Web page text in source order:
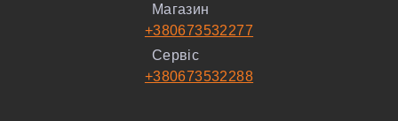
Магазин
+380673532277
Сервіс
+380673532288